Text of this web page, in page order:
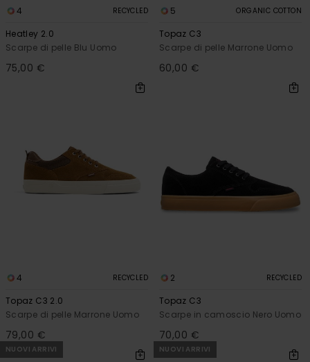
4 RECYCLED
Heatley 2.0
Scarpe di pelle Blu Uomo
75,00 €
5 ORGANIC COTTON
Topaz C3
Scarpe di pelle Marrone Uomo
60,00 €
4 RECYCLED
Topaz C3 2.0
Scarpe di pelle Marrone Uomo
79,00 €
2 RECYCLED
Topaz C3
Scarpe in camoscio Nero Uomo
70,00 €
NUOVI ARRIVI NUOVI ARRIVI